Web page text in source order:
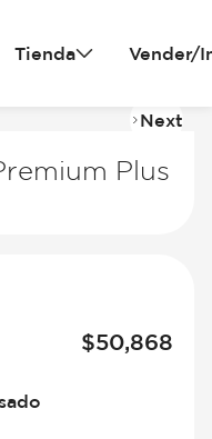
Tienda Vender/
Next
Plus
$50,868